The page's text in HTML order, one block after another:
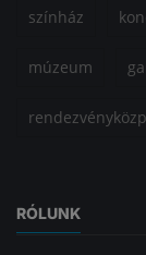
színház
múzeum
RÓLUNK